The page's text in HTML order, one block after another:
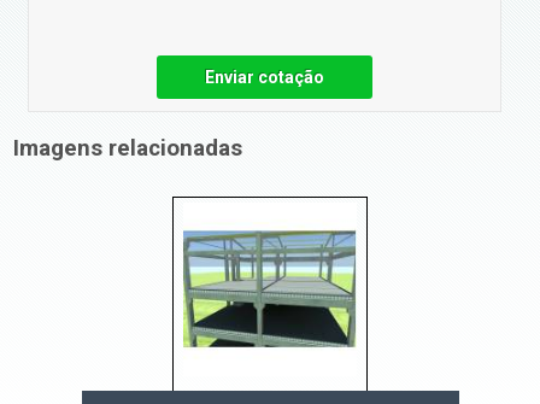
Enviar cotação
Imagens relacionadas